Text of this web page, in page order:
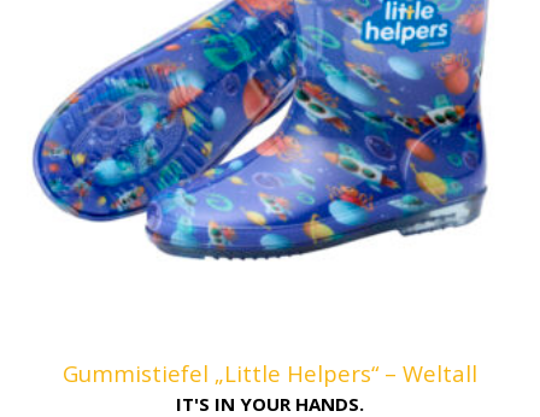
Gummistiefel „Little Helpers“ – Weltall
IT'S IN YOUR HANDS.